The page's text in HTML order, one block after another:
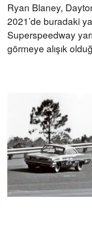
Ryan Blaney,
2021’de buradaki
Superspeedway
görmeye alışık